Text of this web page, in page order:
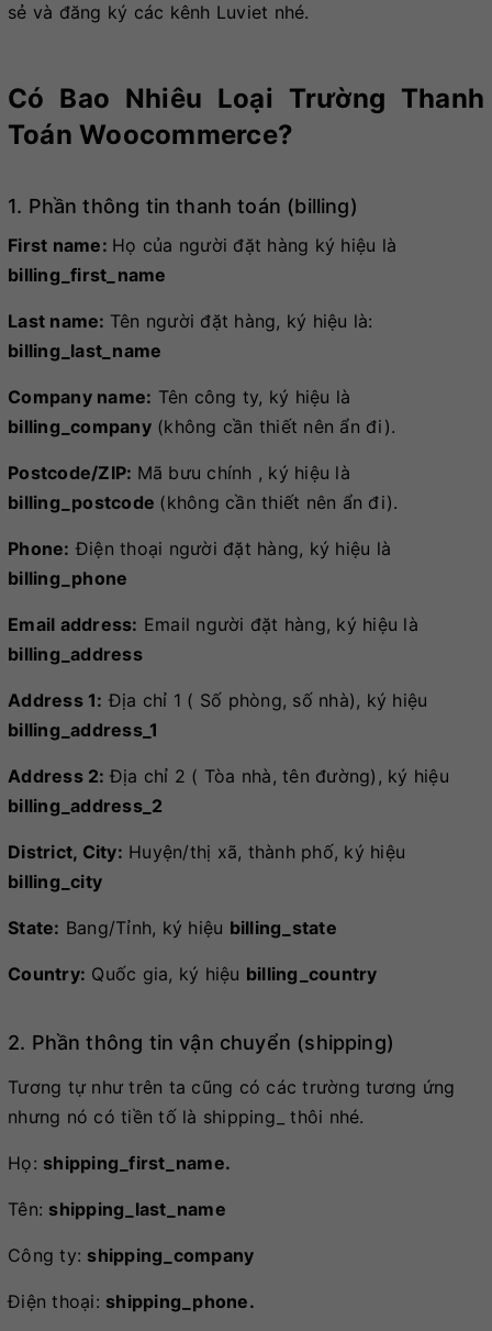
sẻ và đăng ký các kênh Luviet nhé.
Có Bao Nhiêu Loại Trường Thanh
Toán Woocommerce?
1. Phần thông tin thanh toán (billing)
First name: Họ của người đặt hàng ký hiệu là
billing_first_name
Last name: Tên người đặt hàng, ký hiệu là:
billing_last_name
Company name: Tên công ty, ký hiệu là
billing_company(không cần thiết nên ẩn đi).
Postcode/ZIP: Mã bưu chính , ký hiệu là
billing_postcode (không cần thiết nên ẩn đi).
Phone: Điện thoại người đặt hàng, ký hiệu là
billing_phone
Email address: Email người đặt hàng, ký hiệu là
billing_address
Address 1: Địa chỉ 1 ( Số phòng, số nhà), ký hiệu
billing_address_1
Address 2: Địa chỉ 2 ( Tòa nhà, tên đường), ký hiệu
billing_address_2
District, City: Huyện/thị xã, thành phố, ký hiệu
billing_city
State: Bang/Tỉnh, ký hiệu billing_state
Country: Quốc gia, ký hiệu billing_country
2. Phần thông tin vận chuyển (shipping)
Tương tự như trên ta cũng có các trường tương ứng
nhưng nó có tiền tố là shipping_ thôi nhé.
Họ: shipping_first_name.
Tên: shipping_last_name
Công ty: shipping_company
Điện thoại: shipping_phone.